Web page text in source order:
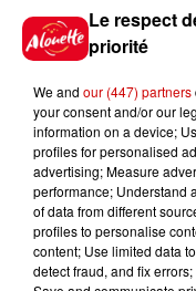
Le
en
Le respect
priorité
We and our (447) partners
your consent and/or our
information on a device;
profiles for personalised
advertising; Measure
performance; Understand
of data from different
profiles to personalise
content; Use limited data
detect fraud, and fix